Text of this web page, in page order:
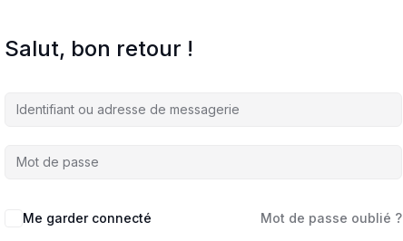
Salut, bon retour !
Me garder connecté Mot de passe oublié ?